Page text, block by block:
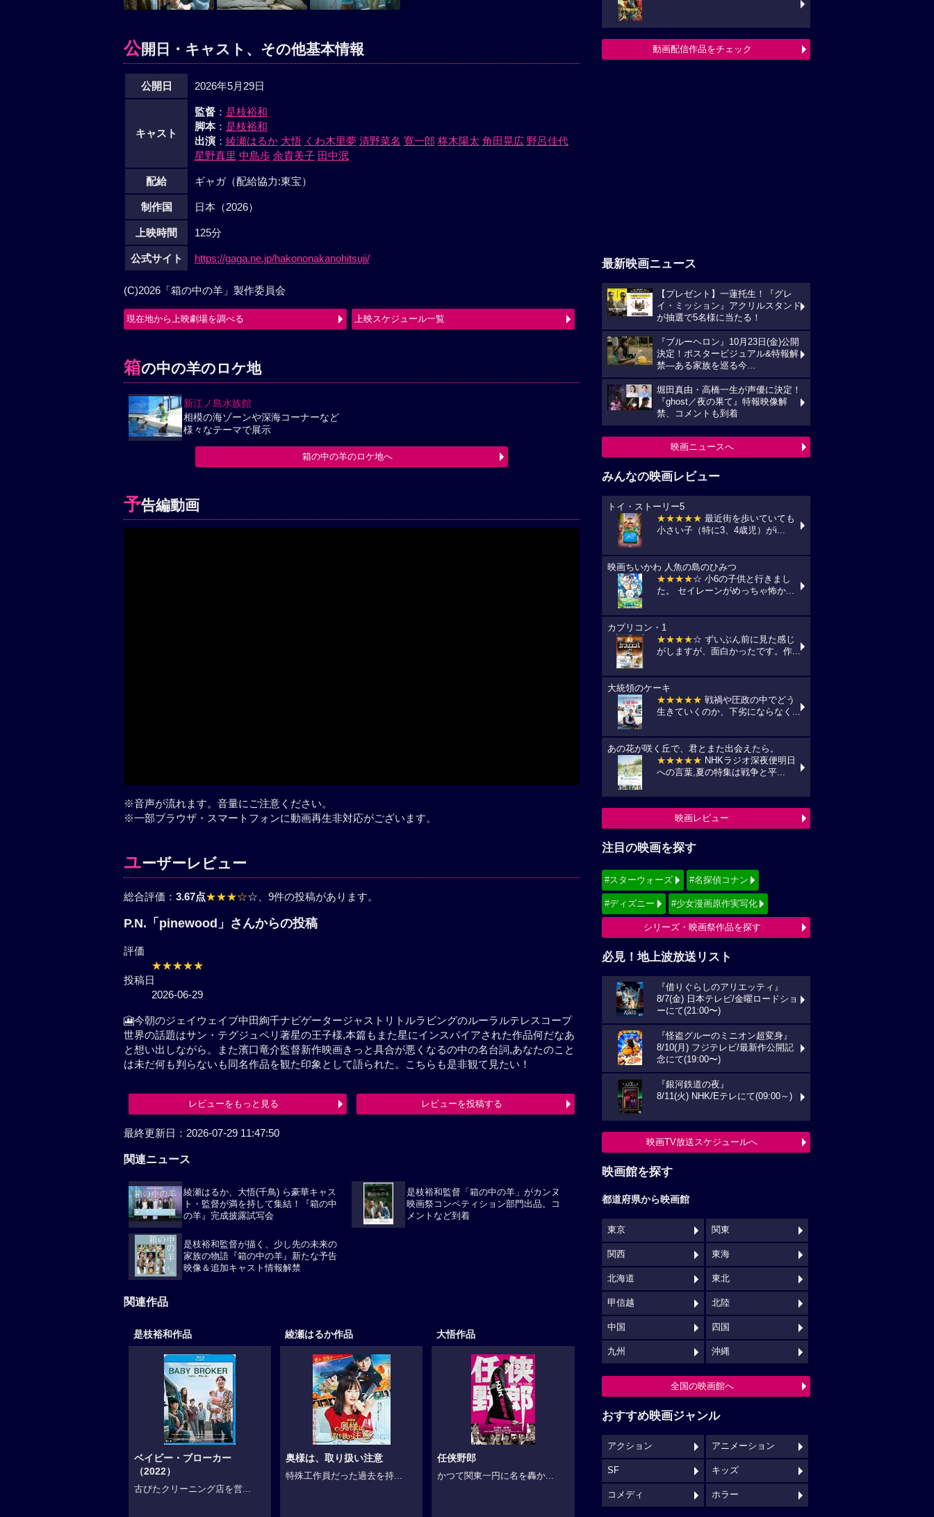
公開日・キャスト、その他基本情報
公開日 2026年5月29日
キャスト
監督：是枝裕和
脚本：是枝裕和
出演：綾瀬はるか 大悟 くわ木里夢 清野菜名 寛一郎 柊木陽太 角田晃広 野呂佳代
星野真里 中島歩 余貴美子 田中泯
配給 ギャガ（配給協力:東宝）
制作国 日本（2026）
上映時間 125分
公式サイト https://gaga.ne.jp/hakononakanohitsuji/
(C)2026「箱の中の羊」製作委員会
現在地から上映劇場を調べる 上映スケジュール一覧
箱の中の羊のロケ地
新江ノ島水族館
相模の海ゾーンや深海コーナーなど
様々なテーマで展示
箱の中の羊のロケ地へ
予告編動画
※音声が流れます。音量にご注意ください。
※一部ブラウザ・スマートフォンに動画再生非対応がございます。
ユーザーレビュー
総合評価： 3.67点★★★☆☆、9件の投稿があります。
評価
★★★★★
🎦今朝のジェイウェイブ中田絢千ナビゲータージャストリトルラビングのルーラルテレ
スコープ世界の話題はサン・テグジュペリ著星の王子様,本篇もまた星にインスパイアさ
れた作品何だなあと想い出しながら。また濱口竜介監督新作映画きっと具合が悪くなる
の中の名台詞,あなたのことは未だ何も判らないも同名作品を観た印象として語られた。
こちらも是非観て見たい！
レビューをもっと見る レビューを投稿する
関連ニュース
綾瀬はるか、大悟(千鳥) ら豪華キャス
ト・監督が満を持して集結！『箱の中
の羊』完成披露試写会
是枝裕和監督「箱の中の羊」がカンヌ
映画祭コンペティション部門出品。コ
メントなど到着
是枝裕和監督が描く、少し先の未来の
家族の物語『箱の中の羊』新たな予告
映像＆追加キャスト情報解禁
関連作品
是枝裕和作品
ベイビー・ブローカー
（2022）
古びたクリーニング店を営...
綾瀬はるか作品
奥様は、取り扱い注意
特殊工作員だった過去を持...
大悟作品
任侠野郎
かつて関東一円に名を轟か...
動画配信作品をチェック
最新映画ニュース
【プレゼント】一蓮托生！『グレ
イ・ミッション』アクリルスタンド
が抽選で5名様に当たる！
『ブルーヘロン』10月23日(金)公開
決定！ポスタービジュアル&特報解
禁―ある家族を巡る今...
堀田真由・高橋一生が声優に決定！
『ghost／夜の果て』特報映像解
禁、コメントも到着
映画ニュースへ
みんなの映画レビュー
トイ・ストーリー5
★★★★★ 最近街を歩いていても
小さい子（特に3、4歳児）がi...
映画ちいかわ 人魚の島のひみつ
★★★★☆ 小6の子供と行きまし
た。 セイレーンがめっちゃ怖か...
カプリコン・1
★★★★☆ ずいぶん前に見た感じ
がしますが、面白かったです。作...
大統領のケーキ
★★★★★ 戦禍や圧政の中でどう
生きていくのか、下劣にならなく...
あの花が咲く丘で、君とまた出会えたら。
★★★★★ NHKラジオ深夜便明日
への言葉,夏の特集は戦争と平...
映画レビュー
注目の映画を探す
#スターウォーズ #名探偵コナン
#ディズニー #少女漫画原作実写化
シリーズ・映画祭作品を探す
必見！地上波放送リスト
『借りぐらしのアリエッティ』
8/7(金) 日本テレビ/金曜ロードショ
ーにて(21:00〜)
『怪盗グルーのミニオン超変身』
8/10(月) フジテレビ/最新作公開記
念にて(19:00〜)
『銀河鉄道の夜』
8/11(火) NHK/Eテレにて(09:00～)
映画TV放送スケジュールへ
映画館を探す
都道府県から映画館
東京 関東
関西 東海
北海道 東北
甲信越 北陸
中国 四国
九州 沖縄
全国の映画館へ
おすすめ映画ジャンル
アクション アニメーション
SF キッズ
コメディ ホラー